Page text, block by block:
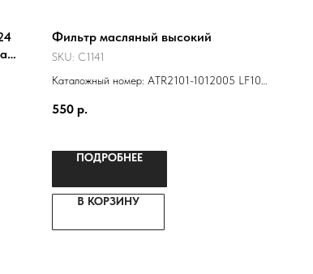
Фильтр масляный высокий
SKU: C1141
Каталожный номер: ATR2101-1012005 LF101-
21010101200583 NF-1001EURO 2101-
550 р.
ПОДРОБНЕЕ
В КОРЗИНУ